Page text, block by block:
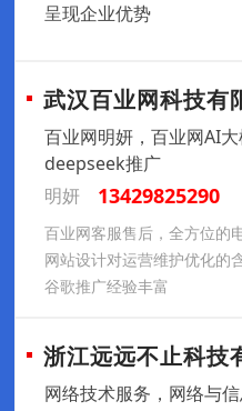
呈现企业优势
武汉百业网科技有
百业网明妍，百业网AI
deepseek推广
明妍
13429825290
百业网客服售后，全方位的
网站设计对运营维护优化的
谷歌推广经验丰富
浙江远远不止科技
网络技术服务，网络与